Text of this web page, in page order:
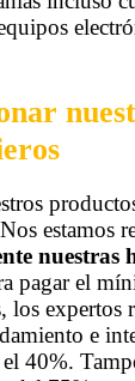
estamos
nuestras
pagar el
los expertos
e
40%.